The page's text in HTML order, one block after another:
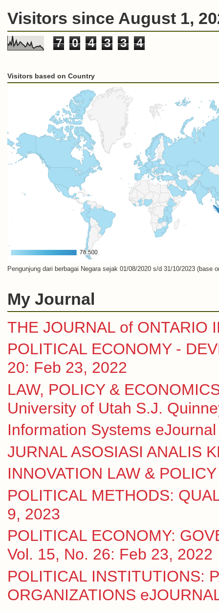
Visitors since August 1,
7 0 4 3 3 4
Visitors based on Country
Pengunjung dari berbagai Negara sejak 01/08/2020 s/d 31/10/2023 (base
My Journal
THE JOURNAL of ONTARIO
POLITICAL ECONOMY -
20: Feb 23, 2022
LAW, POLICY &
University of Utah S.J.
Information Systems
JURNAL ASOSIASI ANALIS
INNOVATION LAW &
POLITICAL METHODS:
9, 2023
POLITICAL ECONOMY:
Vol. 15, No. 26: Feb 23, 2022
POLITICAL INSTITUTIONS:
ORGANIZATIONS